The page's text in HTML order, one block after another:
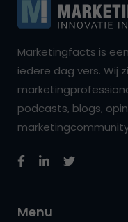
Marketingfacts is
iedere dag vers. Wij
podcasts, blogs,
Menu